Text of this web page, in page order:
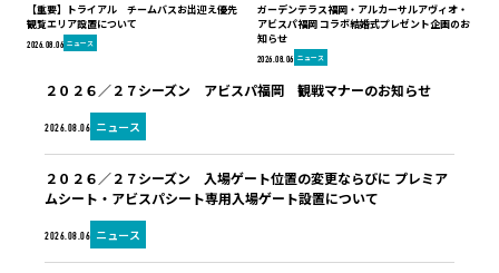
【重要】トライアル チームバスお出迎え優先
観覧エリア設置について
2026.08.06 ニュース
ガーデンテラス福岡・アルカーサルアヴィオ・
アビスパ福岡 コラボ結婚式プレゼント企画のお
知らせ
2026.08.06 ニュース
2026.08.06 ニュース
２０２６／２７シーズン アビスパ福岡 観戦マナーのお知らせ
2026.08.06 ニュース
２０２６／２７シーズン 入場ゲート位置の変更ならびに プレミア
ムシート・アビスパシート専用入場ゲート設置について